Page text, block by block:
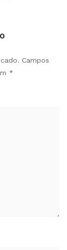
Campos
*